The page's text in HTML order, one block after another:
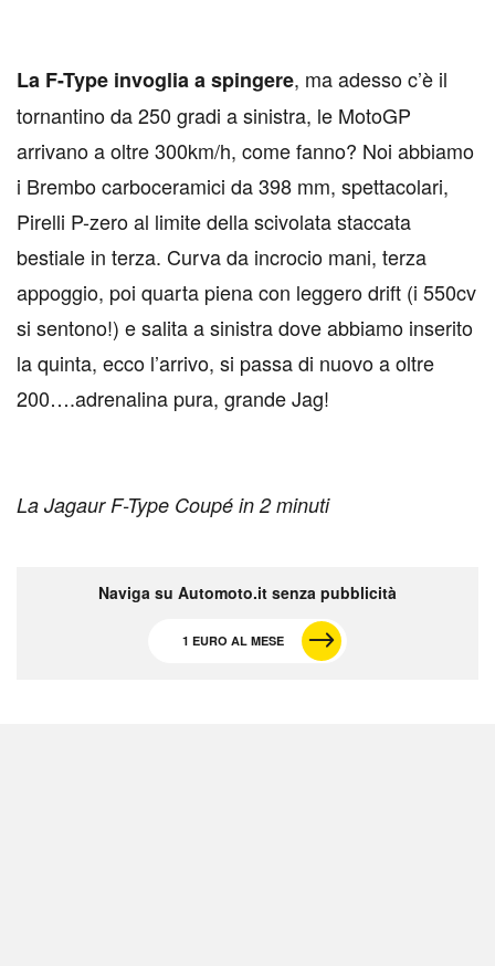
La F-Type invoglia a spingere, ma adesso c’è il
tornantino da 250 gradi a sinistra, le MotoGP
arrivano a oltre 300km/h, come fanno? Noi abbiamo
i Brembo carboceramici da 398 mm, spettacolari,
Pirelli P-zero al limite della scivolata staccata
bestiale in terza. Curva da incrocio mani, terza
appoggio, poi quarta piena con leggero drift (i 550cv
si sentono!) e salita a sinistra dove abbiamo inserito
la quinta, ecco l’arrivo, si passa di nuovo a oltre
200….adrenalina pura, grande Jag!
La Jagaur F-Type Coupé in 2 minuti
Naviga su Automoto.it senza pubblicità
1 EURO AL MESE